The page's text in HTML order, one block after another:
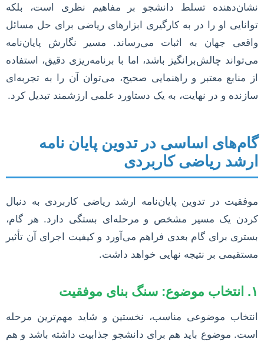
نشان‌دهنده تسلط دانشجو بر مفاهیم نظری است، بلکه
توانایی او را در به کارگیری ابزارهای ریاضی برای حل مسائل
واقعی جهان به اثبات می‌رساند. مسیر نگارش پایان‌نامه
می‌تواند چالش‌برانگیز باشد، اما با برنامه‌ریزی دقیق، استفاده
از منابع معتبر و راهنمایی صحیح، می‌توان آن را به تجربه‌ای
سازنده و در نهایت، به یک دستاورد علمی ارزشمند تبدیل کرد.
گام‌های اساسی در تدوین پایان نامه
ارشد ریاضی کاربردی
موفقیت در تدوین پایان‌نامه ارشد ریاضی کاربردی به دنبال
کردن یک مسیر مشخص و مرحله‌ای بستگی دارد. هر گام،
بستری برای گام بعدی فراهم می‌آورد و کیفیت اجرای آن تأثیر
مستقیمی بر نتیجه نهایی خواهد داشت.
۱. انتخاب موضوع: سنگ بنای موفقیت
انتخاب موضوعی مناسب، نخستین و شاید مهم‌ترین مرحله
است. موضوع باید هم برای دانشجو جذابیت داشته باشد و هم